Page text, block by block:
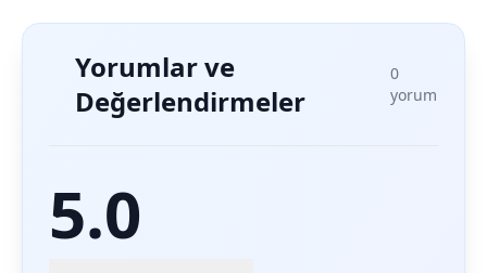
Yorumlar ve
Değerlendirmeler
0
yorum
5.0